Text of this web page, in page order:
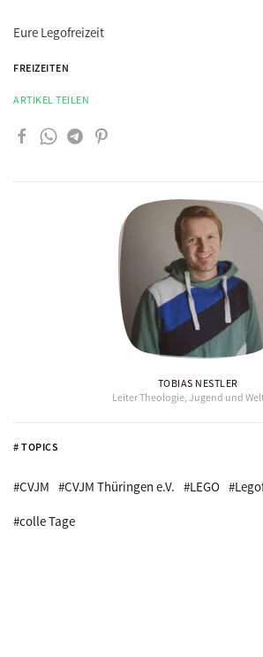
# TOPICS
#CVJM #CVJM Thüringen e.V. #LEGO
#colle Tage
Eure Legofreizeit
FREIZEITEN
ARTIKEL TEILEN
TOBIAS NESTLER
Leiter Theologie, Jugend und